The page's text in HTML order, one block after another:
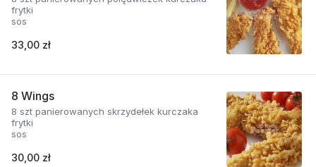
frytki
sos
33,00 zł
8 Wings
8 szt panierowanych skrzydełek kurczaka
frytki
sos
30,00 zł